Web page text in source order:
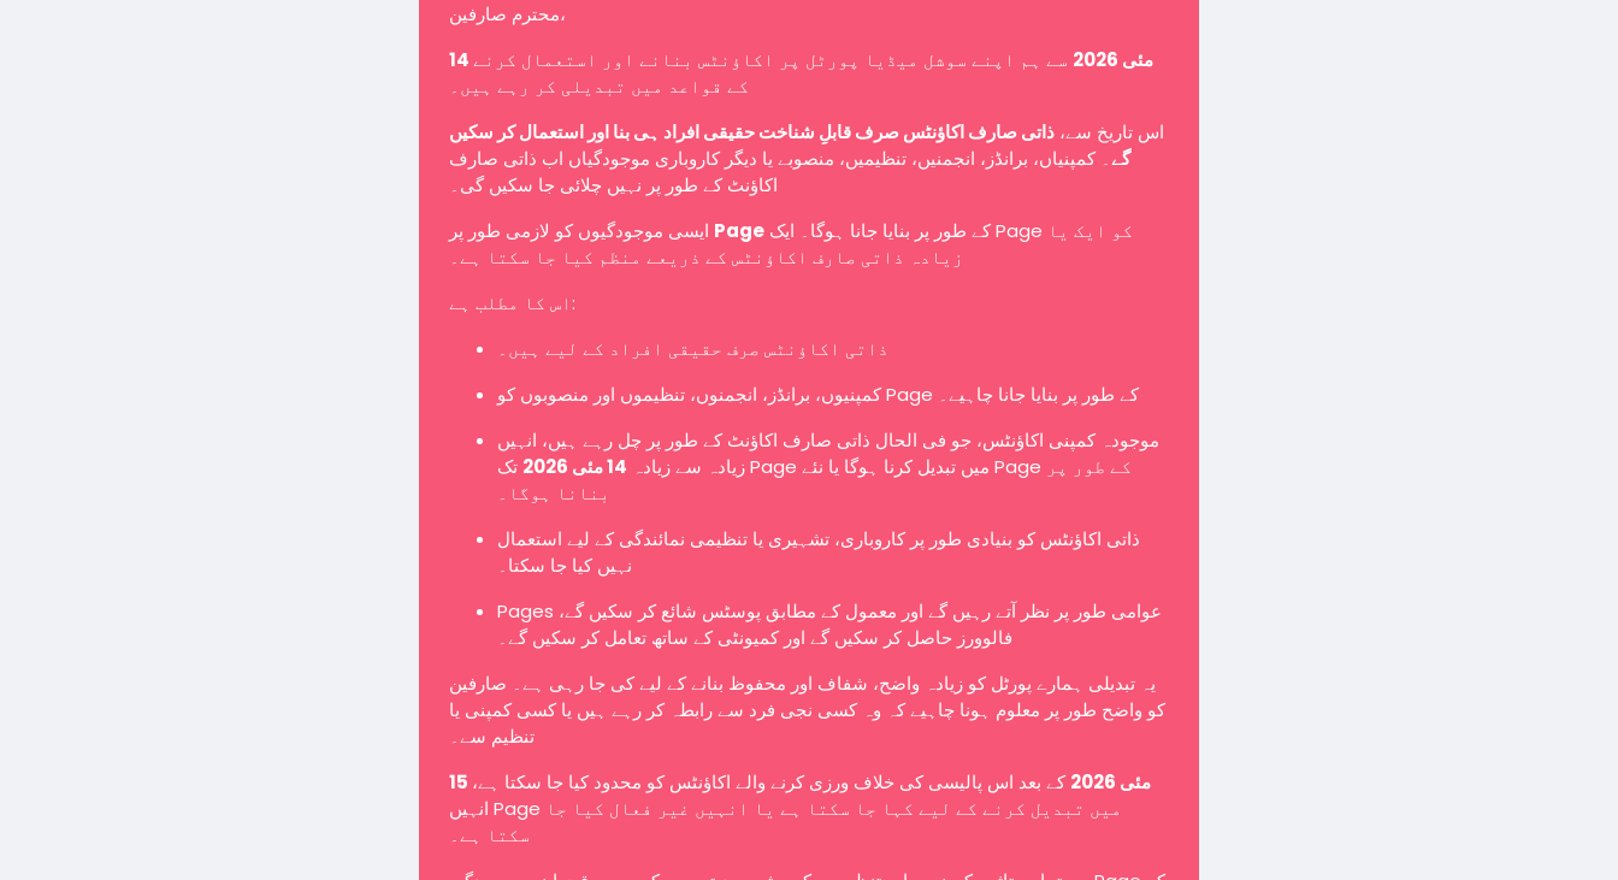
محترم صارفین،
14 مئی 2026
سے ہم اپنے سوشل میڈیا پورٹل پر اکاؤنٹس بنانے اور استعمال کرنے
کے قواعد میں تبدیلی کر رہے ہیں۔
اس تاریخ سے، ذاتی صارف اکاؤنٹس صرف قابلِ شناخت حقیقی افراد ہی بنا اور استعمال کر سکیں
گے۔ کمپنیاں، برانڈز، انجمنیں، تنظیمیں، منصوبے یا دیگر کاروباری موجودگیاں اب ذاتی صارف
اکاؤنٹ کے طور پر نہیں چلائی جا سکیں گی۔
Page
زیادہ ذاتی صارف اکاؤنٹس کے ذریعے منظم کیا جا سکتا ہے۔
اس کا مطلب ہے:
ذاتی اکاؤنٹس صرف حقیقی افراد کے لیے ہیں۔
کمپنیوں، برانڈز، انجمنوں، تنظیموں اور منصوبوں کو Page کے طور پر بنایا جانا چاہیے۔
موجودہ کمپنی اکاؤنٹس، جو فی الحال ذاتی صارف اکاؤنٹ کے طور پر چل رہے ہیں، انہیں
زیادہ سے زیادہ 14 مئی 2026
تک Page میں تبدیل کرنا ہوگا یا نئے Page کے طور پر
بنانا ہوگا۔
ذاتی اکاؤنٹس کو بنیادی طور پر کاروباری، تشہیری یا تنظیمی نمائندگی کے لیے استعمال
نہیں کیا جا سکتا۔
Pages عوامی طور پر نظر آتے رہیں گے اور معمول کے مطابق پوسٹس شائع کر سکیں گے،
فالوورز حاصل کر سکیں گے اور کمیونٹی کے ساتھ تعامل کر سکیں گے۔
یہ تبدیلی ہمارے پورٹل کو زیادہ واضح، شفاف اور محفوظ بنانے کے لیے کی جا رہی ہے۔ صارفین
کو واضح طور پر معلوم ہونا چاہیے کہ وہ کسی نجی فرد سے رابطہ کر رہے ہیں یا کسی کمپنی یا
تنظیم سے۔
15 مئی 2026
کے بعد اس پالیسی کی خلاف ورزی کرنے والے اکاؤنٹس کو محدود کیا جا سکتا ہے،
انہیں Page میں تبدیل کرنے کے لیے کہا جا سکتا ہے یا انہیں غیر فعال کیا جا
سکتا ہے۔